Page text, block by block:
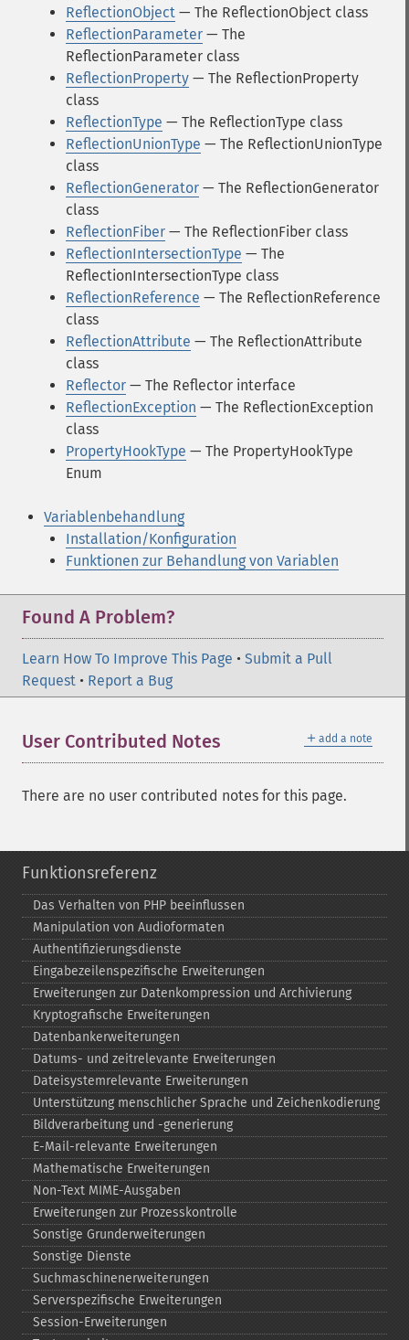
ReflectionObject — The ReflectionObject class
ReflectionParameter — The
ReflectionParameter class
ReflectionProperty — The ReflectionProperty
class
ReflectionType — The ReflectionType class
ReflectionUnionType — The ReflectionUnionType
class
ReflectionGenerator — The ReflectionGenerator
class
ReflectionFiber — The ReflectionFiber class
ReflectionIntersectionType — The
ReflectionIntersectionType class
ReflectionReference — The ReflectionReference
class
ReflectionAttribute — The ReflectionAttribute
class
Reflector — The Reflector interface
ReflectionException — The ReflectionException
class
PropertyHookType — The PropertyHookType
Enum
Variablenbehandlung
Installation/Konfiguration
Funktionen zur Behandlung von Variablen
Found A Problem?
Learn How To Improve This Page • Submit a Pull
Request • Report a Bug
＋ add a note
User Contributed Notes
There are no user contributed notes for this page.
Funktionsreferenz
Das Verhalten von PHP beeinflussen
Manipulation von Audioformaten
Authentifizierungsdienste
Eingabezeilenspezifische Erweiterungen
Erweiterungen zur Datenkompression und Archivierung
Kryptografische Erweiterungen
Datenbankerweiterungen
Datums-​ und zeitrelevante Erweiterungen
Dateisystemrelevante Erweiterungen
Unterstützung menschlicher Sprache und Zeichenkodierung
Bildverarbeitung und -​generierung
E-​Mail-​relevante Erweiterungen
Mathematische Erweiterungen
Non-​Text MIME-​Ausgaben
Erweiterungen zur Prozesskontrolle
Sonstige Grunderweiterungen
Sonstige Dienste
Suchmaschinenerweiterungen
Serverspezifische Erweiterungen
Session-​Erweiterungen